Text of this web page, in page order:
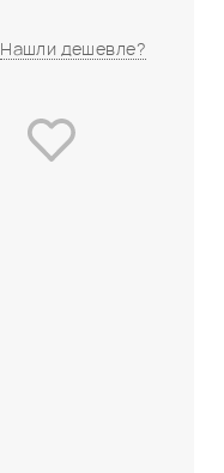
Нашли дешевле?